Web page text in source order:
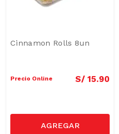
Cinnamon Rolls 8un
Precio Online S/ 15.90